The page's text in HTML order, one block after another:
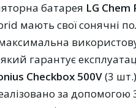
батарея LG Chem
мають свої сонячні
гарантує
Checkbox 500V(3
за допомогою